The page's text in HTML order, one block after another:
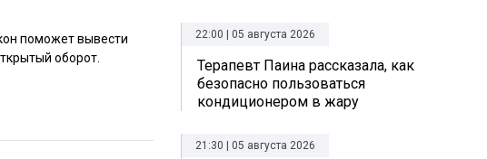
поможет вывести
оборот.
22:00 | 05 августа 2026
Терапевт Паина рассказала, как
безопасно пользоваться
кондиционером в жару
21:30 | 05 августа 2026